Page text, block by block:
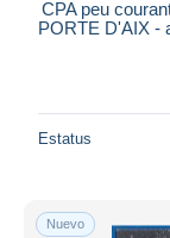
CPA peu
PORTE D'AIX -
Estatus
Nuevo